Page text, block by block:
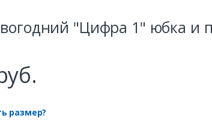
"Цифра 1" юбка и
размер?